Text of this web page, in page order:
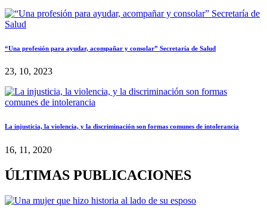
“Una profesión para ayudar, acompañar y consolar” Secretaría de Salud
23, 10, 2023
La injusticia, la violencia, y la discriminación son formas comunes de intolerancia
16, 11, 2020
ÚLTIMAS PUBLICACIONES